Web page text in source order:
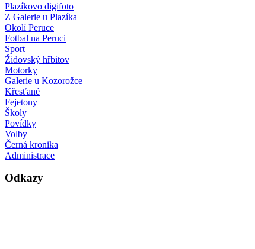
Plazíkovo digifoto
Z Galerie u Plazíka
Okolí Peruce
Fotbal na Peruci
Sport
Židovský hřbitov
Motorky
Galerie u Kozorožce
Křesťané
Fejetony
Školy
Povídky
Volby
Černá kronika
Administrace
Odkazy